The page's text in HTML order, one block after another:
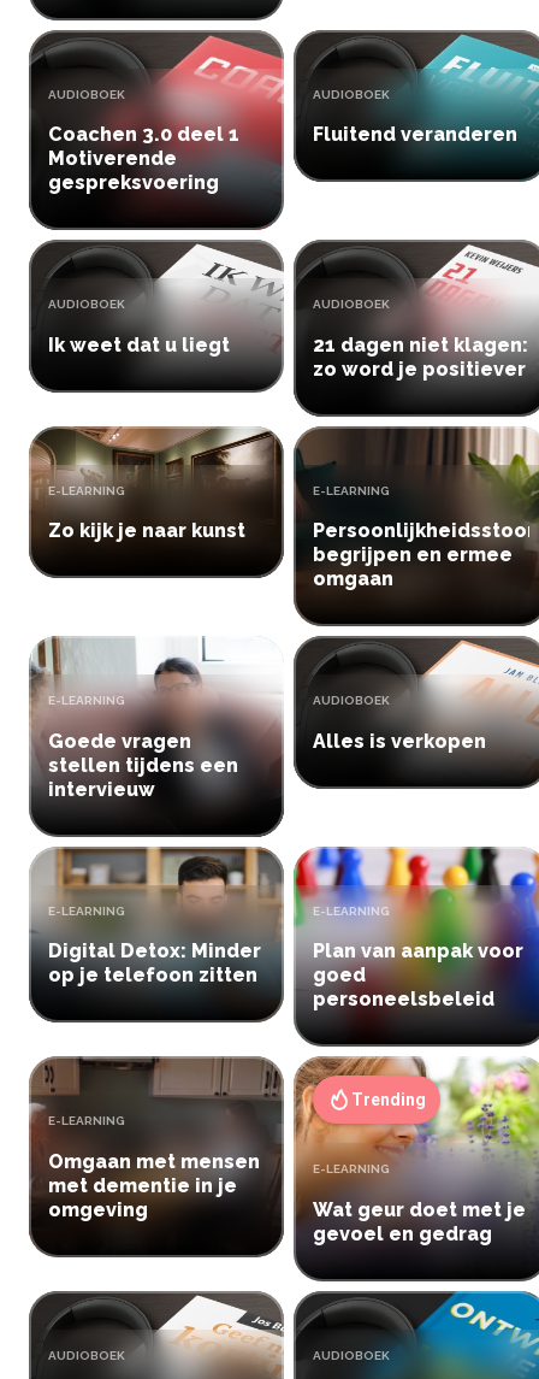
Coachen 3.0 deel 1
Motiverende
gespreksvoering
TYPE:
AUDIOBOEK
Fluitend veranderen
TYPE:
AUDIOBOEK
Ik weet dat u liegt
TYPE:
AUDIOBOEK
21 dagen niet klagen:
zo word je positiever
TYPE:
AUDIOBOEK
Zo kijk je naar kunst
TYPE:
E-LEARNING
begrijpen en ermee
omgaan
TYPE:
E-LEARNING
Goede vragen
stellen tijdens een
intervieuw
TYPE:
E-LEARNING
Alles is verkopen
TYPE:
AUDIOBOEK
Digital Detox: Minder
op je telefoon zitten
TYPE:
E-LEARNING
Plan van aanpak voor
goed
personeelsbeleid
TYPE:
E-LEARNING
Omgaan met mensen
met dementie in je
omgeving
TYPE:
E-LEARNING
Wat geur doet met je
gevoel en gedrag
TYPE:
E-LEARNING
Trending
TYPE:
AUDIOBOEK TYPE:
AUDIOBOEK